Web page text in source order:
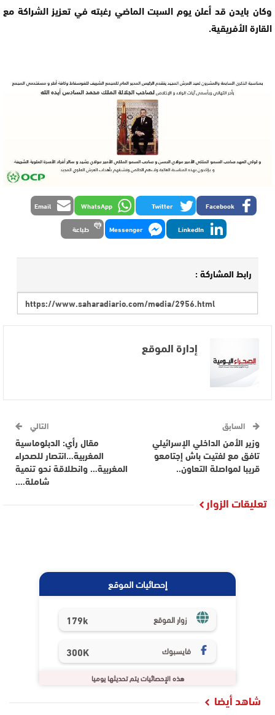
وكان بايدن قد أعلن يوم السبت الماضي رغبته في تعزيز الشراكة مع
القارة الأفريقية.
Facebook
Twitter
WhatsApp
Email
LinkedIn
Messenger طباعة
رابط المشاركة :
إدارة الموقع
السابق
وزير الأمن الداخلي الإسرائيلي
تافق مع لفتيت باش إجتامعو
قريبا لمواصلة التعاون..
التالي
مقال رأي: الدبلوماسية
المغربية…انتصار للصحراء
المغربية… وانطلاقة نحو تنمية
شاملة….
تعليقات الزوار
إحصائيات الموقع
زوار الموقع 179k
فايسبوك 300K
هذه الإحصائيات يتم تحديثها يوميا
شاهد أيضا